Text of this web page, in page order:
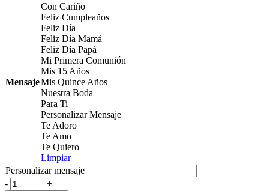
Mensaje
Con Cariño
Feliz Cumpleaños
Feliz Día
Feliz Día Mamá
Feliz Día Papá
Mi Primera Comunión
Mis 15 Años
Mis Quince Años
Nuestra Boda
Para Ti
Personalizar Mensaje
Te Adoro
Te Amo
Te Quiero
Limpiar
Personalizar mensaje
-
+